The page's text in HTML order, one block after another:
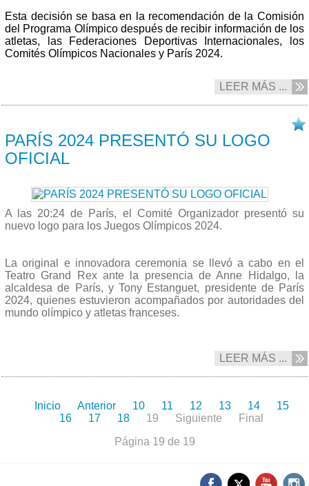
Esta decisión se basa en la recomendación de la Comisión
del Programa Olímpico después de recibir información de los
atletas, las Federaciones Deportivas Internacionales, los
Comités Olímpicos Nacionales y París 2024.
LEER MÁS ...
PARÍS 2024 PRESENTÓ SU LOGO
OFICIAL
A las 20:24 de París, el Comité Organizador presentó su
nuevo logo para los Juegos Olímpicos 2024.
La original e innovadora ceremonia se llevó a cabo en el
Teatro Grand Rex ante la presencia de Anne Hidalgo, la
alcaldesa de París, y Tony Estanguet, presidente de París
2024, quienes estuvieron acompañados por autoridades del
mundo olímpico y atletas franceses.
LEER MÁS ...
Inicio Anterior 10 11 12 13 14
15
16
17 18 19 Siguiente
Final
Página 19 de 19